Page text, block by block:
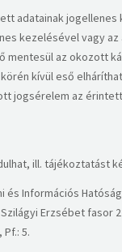
adatainak
kezelésével vagy
mentesül az okozott
kívül eső
jogsérelem az
ill. tájékoztatást
és Információs Hatóság
Erzsébet fasor
5.